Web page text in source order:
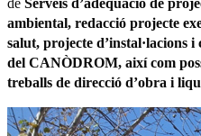
ambiental, redacció projecte
salut, projecte d’instal·lacions
del CANÒDROM, així com
treballs de direcció d’obra i